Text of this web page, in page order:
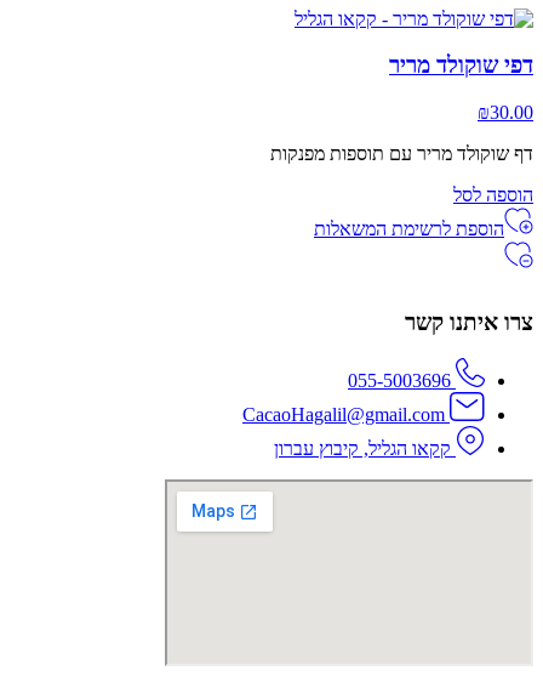
דפי שוקולד מריר
₪30.00
דף שוקולד מריר עם תוספות מפנקות
הוספה לסל
הוספת לרשימת המשאלות
צרו איתנו קשר
055-5003696
CacaoHagalil@gmail.com
קקאו הגליל, קיבוץ עברון